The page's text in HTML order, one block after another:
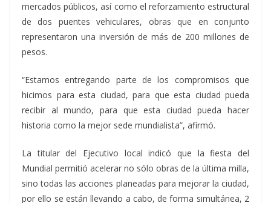
mercados públicos, así como el reforzamiento estructural
de dos puentes vehiculares, obras que en conjunto
representaron una inversión de más de 200 millones de
pesos.
“Estamos entregando parte de los compromisos que
hicimos para esta ciudad, para que esta ciudad pueda
recibir al mundo, para que esta ciudad pueda hacer
historia como la mejor sede mundialista”, afirmó.
La titular del Ejecutivo local indicó que la fiesta del
Mundial permitió acelerar no sólo obras de la última milla,
sino todas las acciones planeadas para mejorar la ciudad,
por ello se están llevando a cabo, de forma simultánea, 2